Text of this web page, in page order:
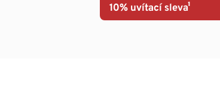
10% uvítací sleva¹